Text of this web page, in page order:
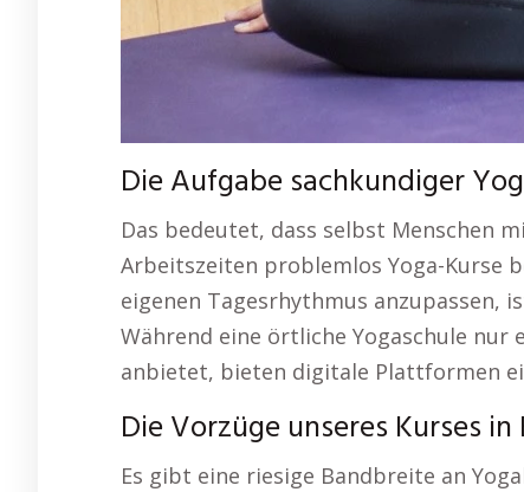
Die Aufgabe sachkundiger
Das bedeutet, dass selbst Menschen
Arbeitszeiten problemlos Yoga-Kurse
eigenen Tagesrhythmus anzupassen,
Während eine örtliche Yogaschule nur
anbietet, bieten digitale Plattformen
Die Vorzüge unseres Kurses
Es gibt eine riesige Bandbreite an